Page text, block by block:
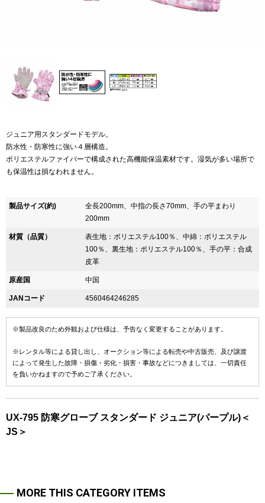
ジュニア用スタンダードモデル。
防水性・防寒性に強い４層構造。
ポリエステルファイバーで構成された高機能保温素材です。湿気が多い場所で
も保温性は損なわれません。
製品サイズ(約)
全長200mm、中指の長さ70mm、手の平まわり
200mm
材質（品質）
表生地：ポリエステル100％、中綿：ポリエステル
100％、裏生地：ポリエステル100％、手の平：合成
皮革
原産国 中国
JANコード 4560464246285
※製品改良のため外観および仕様は、予告なく変更することがあります。
※レンタル等による貸し出し、オークション等による転売や中古販売、及び譲渡
によって発生した故障・損傷・劣化・損害・事故などにつきましては、一切責任
を負いかねますので予めご了承ください。
UX-795 防寒グローブ スタンダード ジュニア(パープル)＜
JS＞
MORE THIS CATEGORY ITEMS